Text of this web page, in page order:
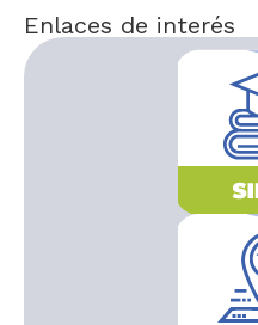
Enlaces de interés